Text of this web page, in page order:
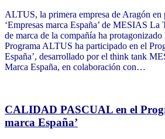
ALTUS, la primera empresa de Aragón en
‘Empresas marca España’ de MESIAS
de marca de la compañía ha protagonizado
Programa ALTUS ha participado en el
España’, desarrollado por el think tank
Marca España, en colaboración con…
CALIDAD PASCUAL en el
marca España’